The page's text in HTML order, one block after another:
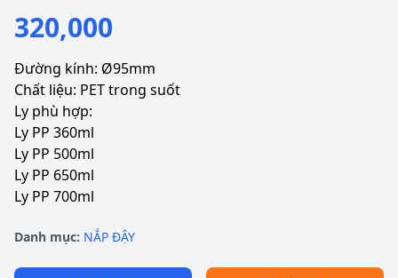
320,000
Đường kính: Ø95mm
Chất liệu: PET trong suốt
Ly phù hợp:
Ly PP 360ml
Ly PP 500ml
Ly PP 650ml
Ly PP 700ml
Danh mục: NẮP ĐẬY